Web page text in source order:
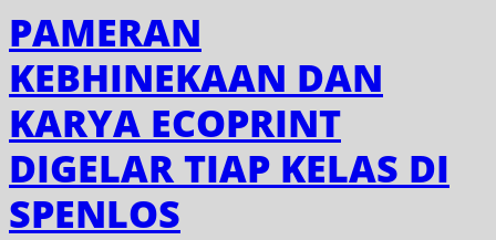
PAMERAN
KEBHINEKAAN DAN
KARYA ECOPRINT
DIGELAR TIAP KELAS DI
SPENLOS